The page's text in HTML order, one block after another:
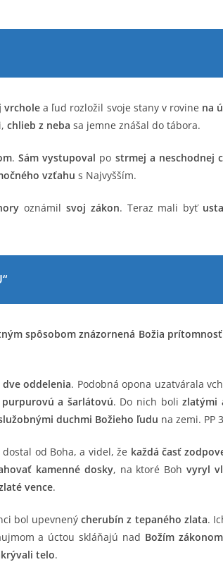
vrcholea ľud rozložil svoje stany v rovine na
chlieb z neba sa jemne znášal do tábora.
. Sám vystupoval po strmej a neschodnej
vzťahu s Najvyšším.
oznámil svoj zákon. Teraz mali byť
spôsobom znázornená Božia prítomnosť
dve oddelenia. Podobná opona uzatvárala
a šarlátovú. Do nich bolizlatými
duchmi Božieho ľudu na zemi. PP
dostal od Boha, a videl, že každá časť
kamenné dosky, na ktoré Boh vyryl
vence.
bol upevnenýcherubín z tepaného zlata.
a úctou skláňajú nad Božím zákonom
telo.